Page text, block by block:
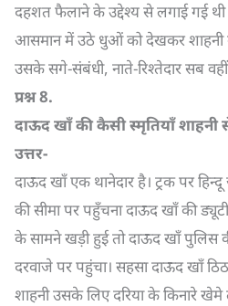
दहशत फैलाने के उद्देश्य से लगाई गई
आसमान में उठे धुओं को देखकर शाहनी
उसके सगे-संबंधी, नाते-रिश्तेदार सब
प्रश्न8.
दाऊद खाँ की कैसी स्मृतियाँ शाहनी
उत्तर-
दाऊद खाँ एक थानेदार है। ट्रक पर हिन्दू
की सीमा पर पहुँचना दाऊद खाँ की
के सामने खड़ी हुई तो दाऊद खाँ
दरवाजे पर पहुंचा। सहसा दाऊद खाँ
शाहनी उसके लिए दरिया के किनारे खेमे